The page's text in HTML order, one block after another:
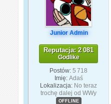
Junior Admin
Reputacja: 2 081
Godlike
Postów: 5 718
Imię: Adaś
Lokalizacja: No teraz
trochę dalej od WWy
OFFLINE